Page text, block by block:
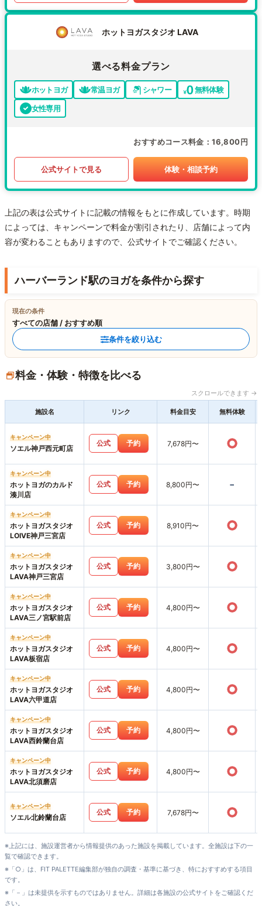
ホットヨガスタジオ LAVA
選べる料金プラン
ホットヨガ 常温ヨガ シャワー
無料体験
女性専用
おすすめコース料金 16,800円
公式サイトで見る 体験・相談予約
上記の表は公式サイトに記載の情報をもとに作成しています。時期
によっては、キャンペーンで料金が割引されたり、店舗によって内
容が変わることもありますので、公式サイトでご確認ください。
ハーバーランド駅のヨガを条件から探す
現在の条件
すべての店舗 / おすすめ順
条件を絞り込む
料金・体験・特徴を比べる
スクロールできます →
施設名 リンク 料金目安 無料体験
キャンペーン中
ソエル神戸西元町店
公式 予約 7,678円〜 ○
キャンペーン中
ホットヨガのカルド
湊川店
公式 予約 8,800円〜 -
キャンペーン中
ホットヨガスタジオ
LOIVE神戸三宮店
公式 予約 8,910円〜 ○
キャンペーン中
ホットヨガスタジオ
LAVA神戸三宮店
公式 予約 3,800円〜 ○
キャンペーン中
ホットヨガスタジオ
LAVA三ノ宮駅前店
公式 予約 4,800円〜 ○
キャンペーン中
ホットヨガスタジオ
LAVA板宿店
公式 予約 4,800円〜 ○
キャンペーン中
ホットヨガスタジオ
LAVA六甲道店
公式 予約 4,800円〜 ○
キャンペーン中
ホットヨガスタジオ
LAVA西鈴蘭台店
公式 予約 4,800円〜 ○
キャンペーン中
ホットヨガスタジオ
LAVA北須磨店
公式 予約 4,800円〜 ○
キャンペーン中
ソエル北鈴蘭台店
公式 予約 7,678円〜 ○
※上記には、施設運営者から情報提供のあった施設を掲載しています。全施設は下の一
覧で確認できます。
※「○」は、FIT PALETTE編集部が独自の調査・基準に基づき、特におすすめする項目
です。
※「－」は未提供を示すものではありません。詳細は各施設の公式サイトをご確認くだ
さい。